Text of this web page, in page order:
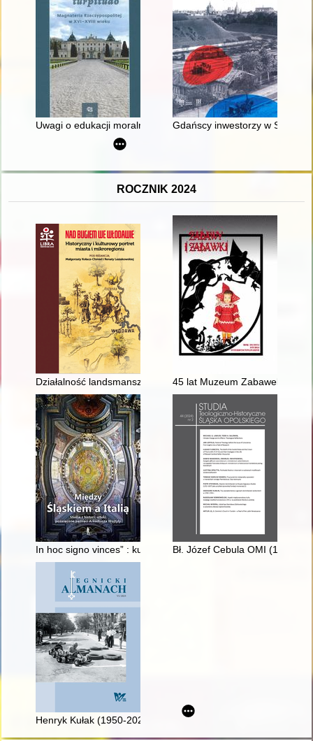
Uwagi o edukacji moralnej synów szlacheckich w XVI-
Gdańscy inwestorzy w
ROCZNIK 2024
Działalność landsmanszaftów włodawskich w diasporze :
45 lat Muzeum Zabawek i
In hoc signo vinces” : kult Matki Boskiej Różańcowej
Bł. Józef Cebula OMI (1902-
Henryk Kułak (1950-2024) - artysta i społecznik